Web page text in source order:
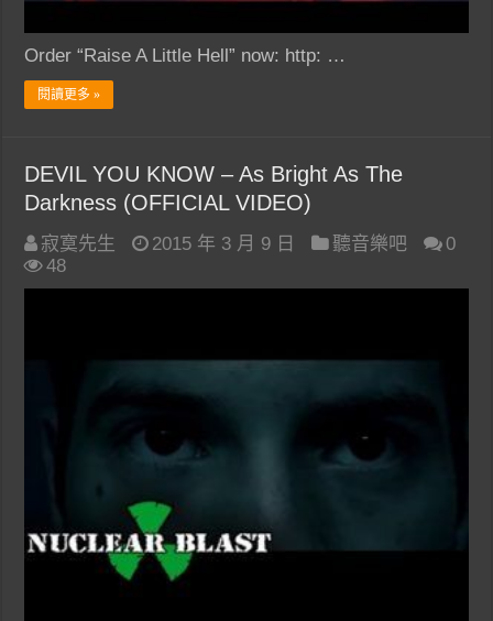
Order “Raise A Little Hell” now: http: …
閱讀更多 »
DEVIL YOU KNOW – As Bright As The
Darkness (OFFICIAL VIDEO)
寂寞先生 2015 年 3 月 9 日 聽音樂吧
0
48